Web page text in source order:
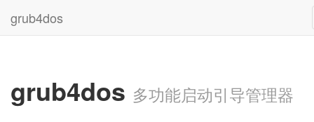
grub4dos
grub4dos 多功能启动引导管理器